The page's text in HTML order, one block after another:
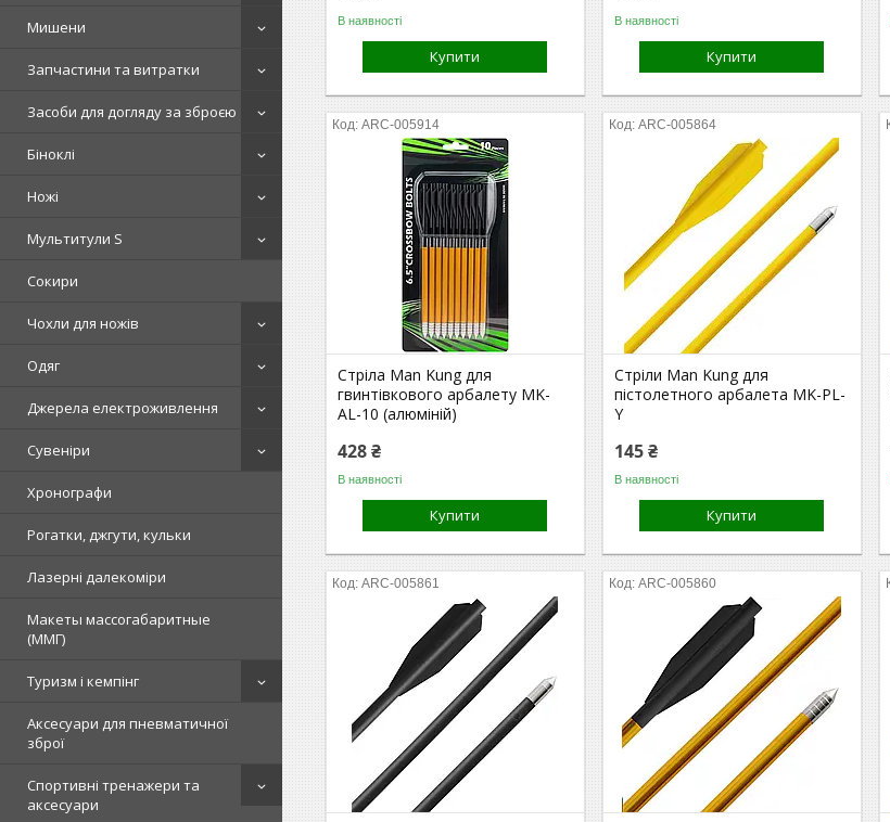
Мишени
Запчастини та витратки
Засоби для догляду за зброєю
Біноклі
Ножі
Мультитули S
Сокири
Чохли для ножів
Одяг
Джерела електроживлення
Сувеніри
Хронографи
Рогатки, джгути, кульки
Лазерні далекоміри
Макеты массогабаритные
(ММГ)
Туризм і кемпінг
Аксесуари для пневматичної
зброї
Спортивні тренажери та
аксесуари
В наявності
Купити
В наявності
Купити
ARC-005914
Стріла Man Kung для
гвинтівкового арбалету MK-
AL-10 (алюміній)
428 ₴
В наявності
Купити
ARC-005864
Стріли Man Kung для
пістолетного арбалета MK-PL-
Y
145 ₴
В наявності
Купити
ARC-005861 ARC-005860